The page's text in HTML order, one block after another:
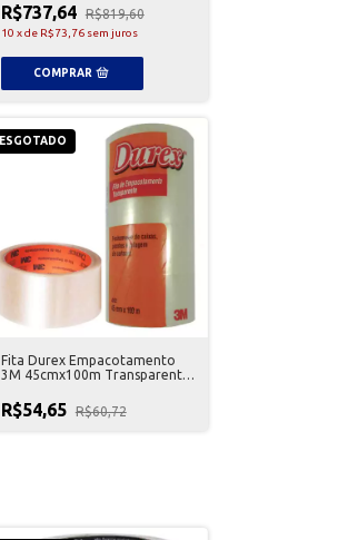
R$737,64 R$819,60
10 xde R$73,76 sem juros
ESGOTADO
Fita Durex Empacotamento
3M 45cmx100m Transparente
R$54,65 R$60,72